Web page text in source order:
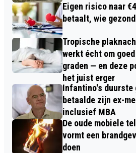
Eigen risico naar
betaalt, wie
Tropische
werkt écht om
graden — en deze
het juist erger
Infantino's duurste
betaalde zijn ex-
inclusief MBA
De oude mobiele
vormt een
doen